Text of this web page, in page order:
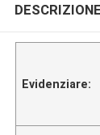
Evidenziare: